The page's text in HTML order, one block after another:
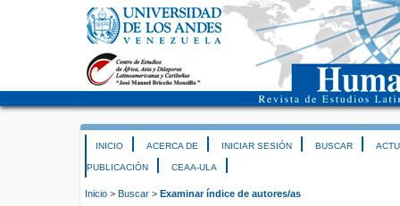
INICIO ACERCA DE INICIAR SESIÓN BUSCAR
PUBLICACIÓN CEAA-ULA
Inicio > Buscar > Examinar índice de autores/as